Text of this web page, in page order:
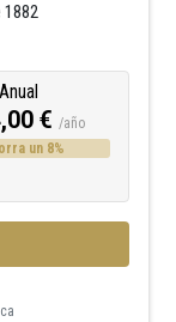
1882
€ /año
un 8%